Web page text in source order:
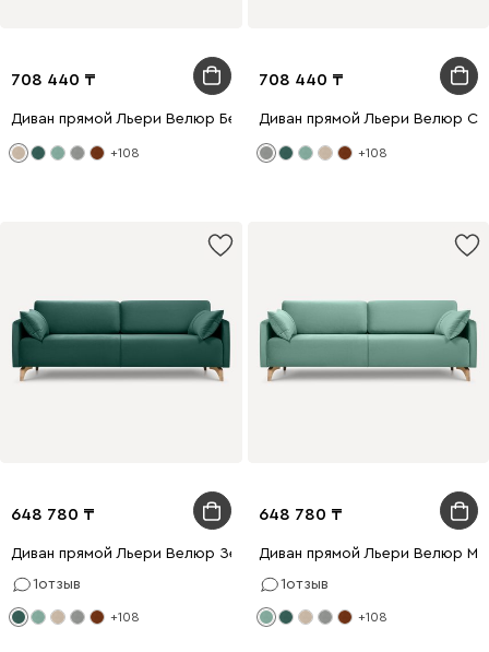
708 440
Диван прямой Льери Велюр Бежевый
+108
708 440
Диван прямой Льери Велюр
+108
648 780
Диван прямой Льери Велюр Зеленый
1отзыв
+108
648 780
Диван прямой Льери Велюр
1отзыв
+108